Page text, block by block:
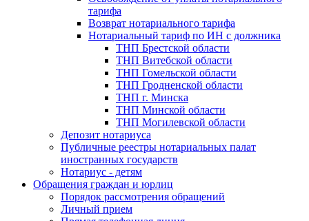
тарифа
Возврат нотариального тарифа
Нотариальный тариф по ИН с должника
ТНП Брестской области
ТНП Витебской области
ТНП Гомельской области
ТНП Гродненской области
ТНП г. Минска
ТНП Минской области
ТНП Могилевской области
Депозит нотариуса
Публичные реестры нотариальных палат
иностранных государств
Нотариус - детям
Обращения граждан и юрлиц
Порядок рассмотрения обращений
Личный прием